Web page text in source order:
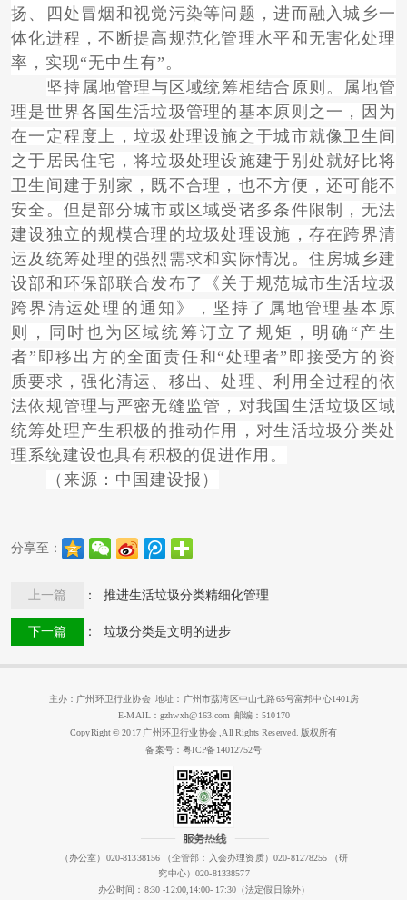
扬、四处冒烟和视觉污染等问题，进而融入城乡一
体化进程，不断提高规范化管理水平和无害化处理
率，实现“无中生有”。
坚持属地管理与区域统筹相结合原则。属地管
理是世界各国生活垃圾管理的基本原则之一，因为
在一定程度上，垃圾处理设施之于城市就像卫生间
之于居民住宅，将垃圾处理设施建于别处就好比将
卫生间建于别家，既不合理，也不方便，还可能不
安全。但是部分城市或区域受诸多条件限制，无法
建设独立的规模合理的垃圾处理设施，存在跨界清
运及统筹处理的强烈需求和实际情况。住房城乡建
设部和环保部联合发布了《关于规范城市生活垃圾
跨界清运处理的通知》，坚持了属地管理基本原
则，同时也为区域统筹订立了规矩，明确“产生
者”即移出方的全面责任和“处理者”即接受方的资
质要求，强化清运、移出、处理、利用全过程的依
法依规管理与严密无缝监管，对我国生活垃圾区域
统筹处理产生积极的推动作用，对生活垃圾分类处
理系统建设也具有积极的促进作用。
（来源：中国建设报）
分享至：
上一篇 ： 推进生活垃圾分类精细化管理
下一篇 ： 垃圾分类是文明的进步
主办：广州环卫行业协会 地址：广州市荔湾区中山七路65号富邦中心1401房
E-MAIL：gzhwxh@163.com 邮编：510170
CopyRight © 2017 广州环卫行业协会 ,All Rights Reserved. 版权所有
备案号：粤ICP备14012752号
（办公室）020-81338156 （企管部：入会办理资质）020-81278255 （研
究中心）020-81338577
办公时间：8:30 -12:00,14:00- 17:30（法定假日除外）